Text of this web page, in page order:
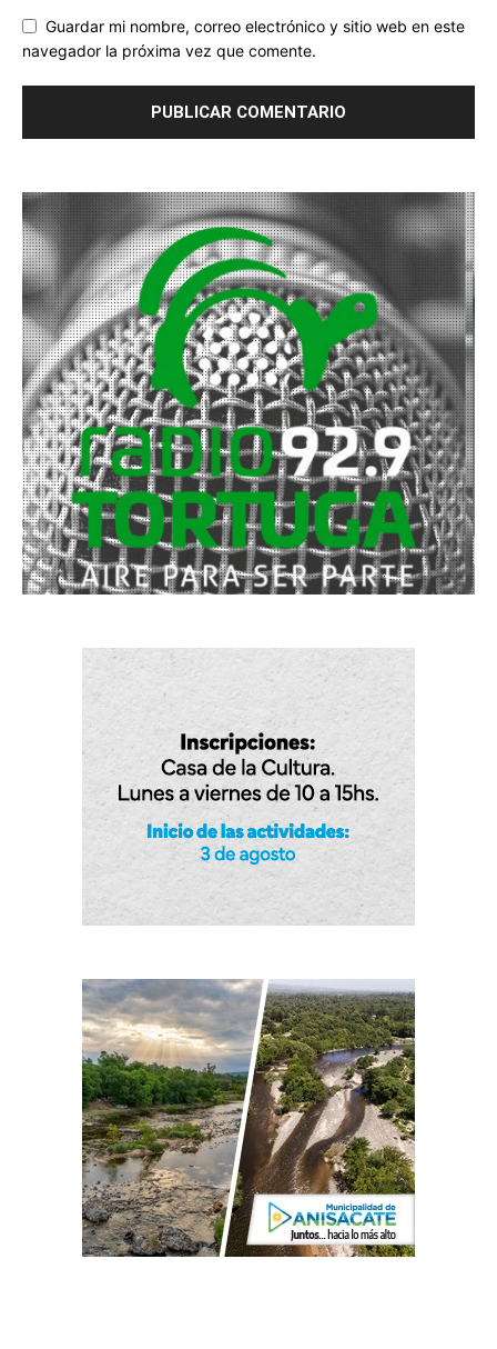
Guardar mi nombre, correo electrónico y sitio web en este
navegador la próxima vez que comente.